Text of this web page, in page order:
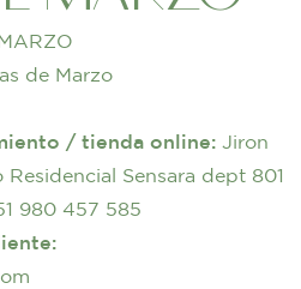
de Marzo
/ tienda online: Jiron
Residencial Sensara dept 801
980 457 585